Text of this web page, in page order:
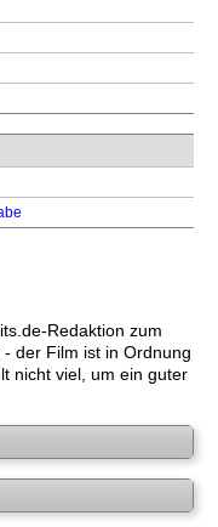
-Redaktion zum
- der Film ist in Ordnung
nicht viel, um ein guter